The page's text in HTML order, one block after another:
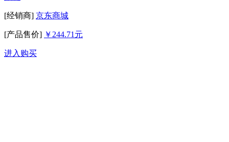
[经销商] 京东商城
[产品售价] ￥244.71元
进入购买